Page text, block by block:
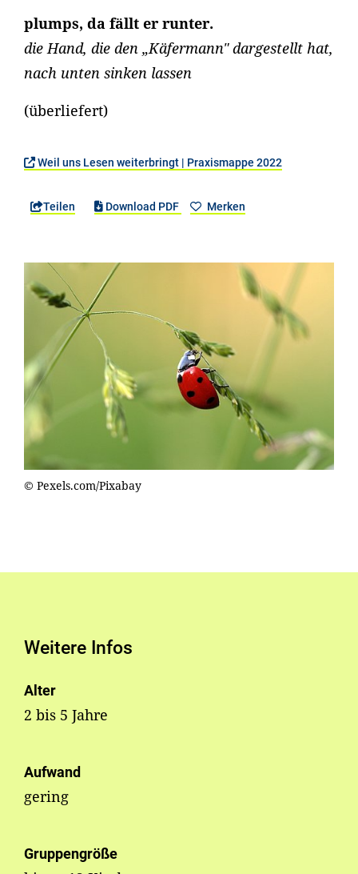
plumps, da fällt er runter.
die Hand, die den „Käfermann" dargestellt hat,
nach unten sinken lassen
(überliefert)
Weil uns Lesen weiterbringt | Praxismappe 2022
Teilen Download PDF Merken
© Pexels.com/Pixabay
Weitere Infos
Alter
2 bis 5 Jahre
Aufwand
gering
Gruppengröße